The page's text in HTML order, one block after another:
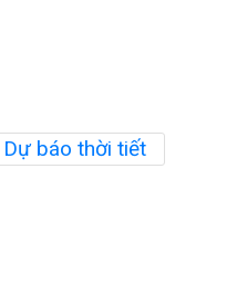
Dự báo thời tiết